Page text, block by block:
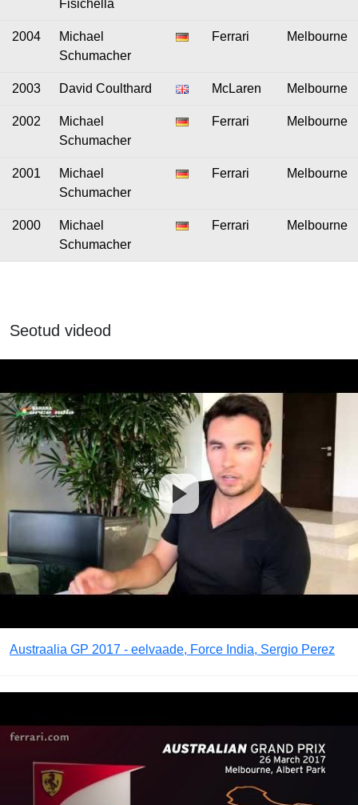
Fisichella
2004
Michael
Schumacher
Ferrari Melbourne
2003 David Coulthard McLaren Melbourne
2002
Michael
Schumacher
Ferrari Melbourne
2001
Michael
Schumacher
Ferrari Melbourne
2000
Michael
Schumacher
Ferrari Melbourne
Seotud videod
Austraalia GP 2017 - eelvaade, Force India, Sergio Perez